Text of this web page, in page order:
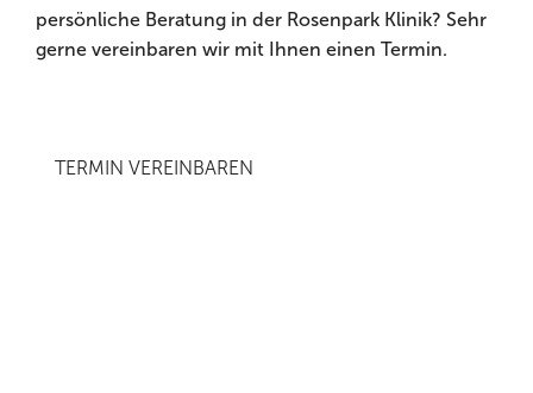
hochkompetent versorgt wissen, sondern auch
rundum wohlfühlen.
persönliche Beratung in der Rosenpark Klinik? Sehr
gerne vereinbaren wir mit Ihnen einen Termin.
TERMIN VEREINBAREN